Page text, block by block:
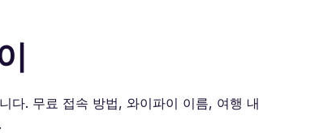
다. 무료 접속 방법, 와이파이 이름, 여행 내